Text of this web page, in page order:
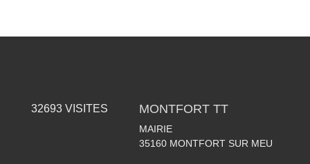
32693VISITES MONTFORT TT
MAIRIE
35160 MONTFORT SUR MEU